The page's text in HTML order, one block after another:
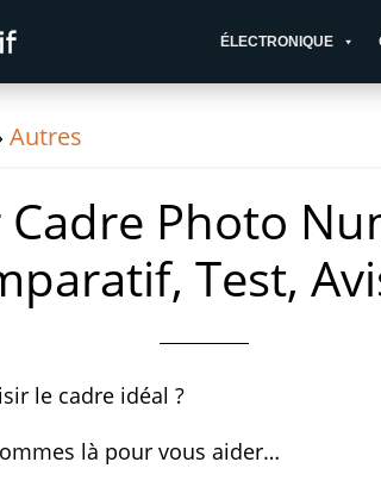
ÉLECTRONIQUE
Autres
Photo
Test,
le cadre idéal ?
là pour vous aider…